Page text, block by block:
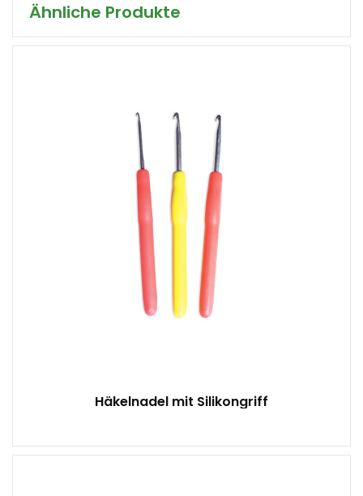
Ähnliche Produkte
Häkelnadel mit Silikongriff